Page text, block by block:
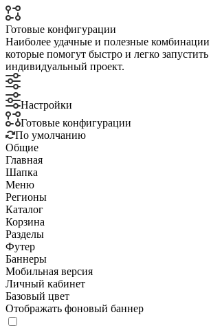
Готовые конфигурации
Наиболее удачные и полезные комбинации
которые помогут быстро и легко запустить
индивидуальный проект.
Настройки
Готовые конфигурации
По умолчанию
Общие
Главная
Шапка
Меню
Регионы
Каталог
Корзина
Разделы
Футер
Баннеры
Мобильная версия
Личный кабинет
Базовый цвет
Отображать фоновый баннер